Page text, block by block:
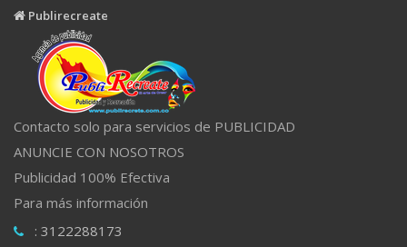
Publirecreate
Contacto solo para servicios de PUBLICIDAD
ANUNCIE CON NOSOTROS
Publicidad 100% Efectiva
Para más información
: 3122288173